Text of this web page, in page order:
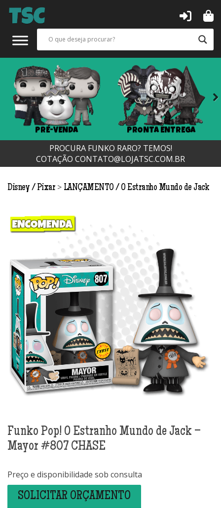
PRÉ-VENDA PRONTA ENTREGA
Next
PROCURA FUNKO RARO? TEMOS!
COTAÇÃO CONTATO@LOJATSC.COM.BR
Disney / Pixar > LANÇAMENTO O Estranho Mundo de Jack
Funko Pop! O Estranho Mundo de Jack –
Mayor #807 CHASE
Preço e disponibilidade sob consulta
SOLICITAR ORÇAMENTO